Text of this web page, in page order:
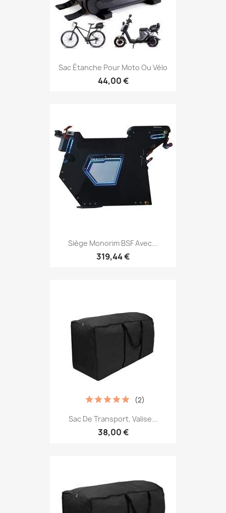
Sac Étanche Pour Moto Ou Vélo
44,00 €
Siège Monorim BSF Avec...
319,44 €
Sac De Transport, Valise...
38,00 €
(2)